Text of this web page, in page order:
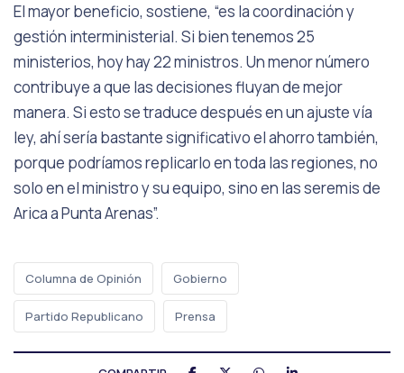
El mayor beneficio, sostiene, “es la coordinación y
gestión interministerial. Si bien tenemos 25
ministerios, hoy hay 22 ministros. Un menor número
contribuye a que las decisiones fluyan de mejor
manera. Si esto se traduce después en un ajuste vía
ley, ahí sería bastante significativo el ahorro también,
porque podríamos replicarlo en toda las regiones, no
solo en el ministro y su equipo, sino en las seremis de
Arica a Punta Arenas”.
Columna de Opinión Gobierno
Partido Republicano Prensa